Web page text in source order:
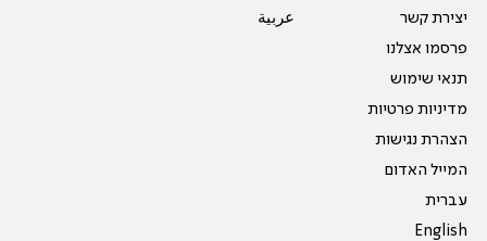
יצירת קשר
פרסמו אצלנו
תנאי שימוש
מדיניות פרטיות
הצהרת נגישות
המייל האדום
עברית
English
عربية